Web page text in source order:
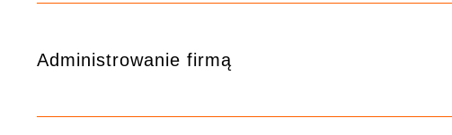
Administrowanie firmą